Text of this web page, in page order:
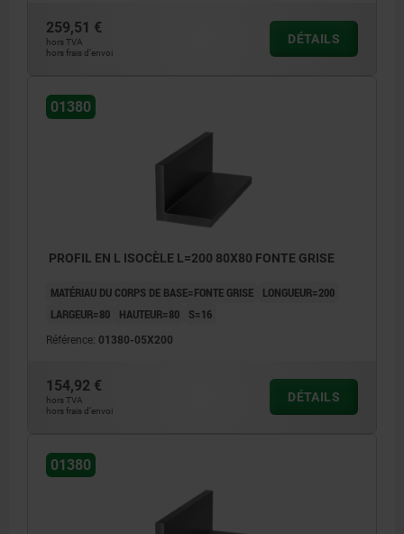
259,51 €
hors TVA
hors frais d’envoi
DÉTAILS
01380
PROFIL EN L ISOCÈLE L=200 80X80 FONTE GRISE
MATÉRIAU DU CORPS DE BASE=FONTE GRISE
LONGUEUR=200
LARGEUR=80
HAUTEUR=80 S=16
Référence: 01380-05X200
154,92 €
hors TVA
hors frais d’envoi
DÉTAILS
01380